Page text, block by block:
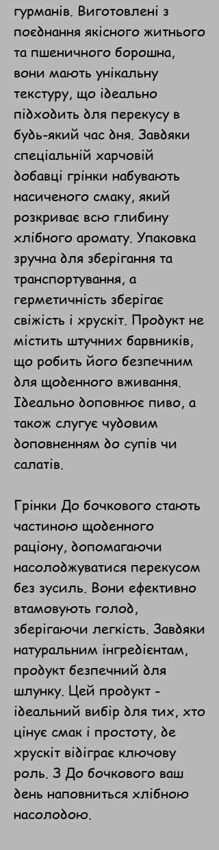
гурманів. Виготовлені з
поєднання якісного житнього
та пшеничного борошна,
вони мають унікальну
текстуру, що ідеально
підходить для перекусу в
будь-який час дня. Завдяки
спеціальній харчовій
добавці грінки набувають
насиченого смаку, який
розкриває всю глибину
хлібного аромату. Упаковка
зручна для зберігання та
транспортування, а
герметичність зберігає
свіжість і хрускіт. Продукт не
містить штучних барвників,
що робить його безпечним
для щоденного вживання.
Ідеально доповнює пиво, а
також слугує чудовим
доповненням до супів чи
салатів.
Грінки До бочкового стають
частиною щоденного
раціону, допомагаючи
насолоджуватися перекусом
без зусиль. Вони ефективно
втамовують голод,
зберігаючи легкість. Завдяки
натуральним інгредієнтам,
продукт безпечний для
шлунку. Цей продукт -
ідеальний вибір для тих, хто
цінує смак і простоту, де
хрускіт відіграє ключову
роль. З До бочкового ваш
день наповниться хлібною
насолодою.